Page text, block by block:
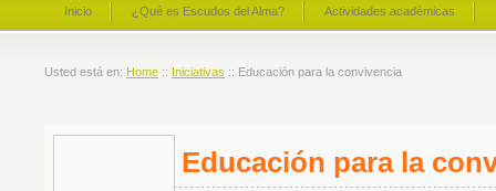
Inicio ¿Qué es Escudos del Alma? Actividades académicas
Usted está en: Home :: Iniciativas :: Educación para la convivencia
Educación para la